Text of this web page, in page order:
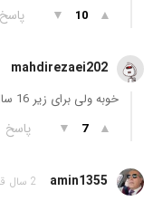
▲
10
▼ پاسخ
mahdirezaei202
خوبه ولی برای زیر 16 سال
▲
7
▼ پاسخ
amin1355 2 سال قبل